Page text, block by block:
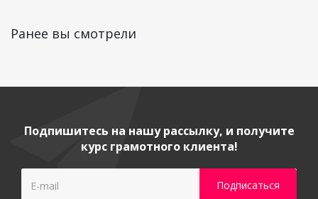
Ранее вы смотрели
Подпишитесь на нашу рассылку, и получите
курс грамотного клиента!